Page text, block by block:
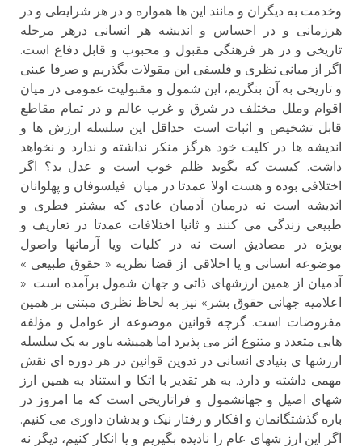
وخدمت به دیگران و مانند این ها همواره و در هر شرایطی و در
هرزمانی و در احساس و اندیشه هر انسانی درهر مرحله
تاریخی و در هر فرهنگی مقبول و محبوب و قابل دفاع است.
اگر از مبانی نظری و فلسفی این مقولات بگذریم و صرفا عینی
و تاریخی به آن بنگریم، این شمول و مقبولیت عمومی در میان
اقوام وملل مختلف در شرق و غرب عالم و در تمام مقاطع
قابل تشخیص و اثبات است. حداقل این سلسله ارزش ها و
اندیشه ها در کلیت خود هرگز منکر نداشته و ندارد و نخواهد
داشت. کیست که بگوید ظلم خوب است و عدل بد؟ اگر
اختلافی بوده و هست اولا عمدتا در میان فیلسوفان و پهلوانان
اندیشه است نه درمیان آدمیان عادی که بیشتر فطری و
طبیعی زندگی می کنند و ثانیا اختلافات عمدتا در تعاریف و
بویژه در مصادیق است نه در کلیات ویا آرمانها واصول
موضوعه انسانی و یا اخلاقی. از قضا نظریه « حقوق طبیعی »
آدمیان از همین ارزشهای ذاتی و جهان شمول برآمده است. «
اعلامیه جهانی حقوق بشر» نیز به لحاظ نظری مبتنی بر همین
مفروضات است. گرچه قوانین موضوعه از عوامل و مؤلفه
هایی متعدد و متنوع اثر می پذیرد اما همیشه باور به یک سلسله
ارزشها ی بنیادی انسانی در تدوین قوانین در هر دوره ای نقش
مهمی داشته و دارد. به هر تقدیر با اتکا و استناد به همین ارز
شهای اصیل و جهانشمول و فراتاریخی است که ما امروز در
باره گذشتگانمان و افکار و رفتار نیک و بدشان داوری می کنیم.
اگر این ارز شهای عام را نادیده بگیریم و یا انکار کنیم، دیگر نه